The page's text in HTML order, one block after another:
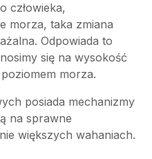
człowieka,
morza, taka zmiana
Odpowiada to
się na wysokość
morza.
posiada mechanizmy
na sprawne
większych wahaniach.